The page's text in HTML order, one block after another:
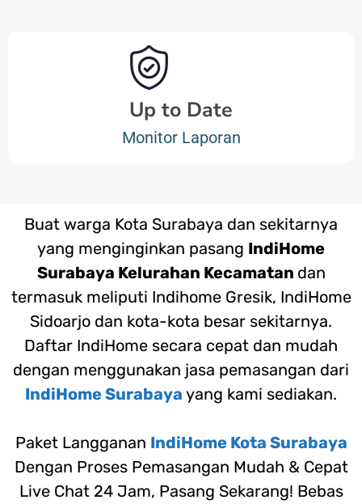
Up to Date
Monitor Laporan
Buat warga Kota Surabaya dan sekitarnya
yang menginginkan pasang IndiHome
Surabaya Kelurahan Kecamatan dan
termasuk meliputi Indihome Gresik, IndiHome
Sidoarjo dan kota-kota besar sekitarnya.
Daftar IndiHome secara cepat dan mudah
dengan menggunakan jasa pemasangan dari
IndiHome Surabaya yang kami sediakan.
Paket Langganan IndiHome Kota Surabaya
Dengan Proses Pemasangan Mudah & Cepat
Live Chat 24 Jam, Pasang Sekarang! Bebas